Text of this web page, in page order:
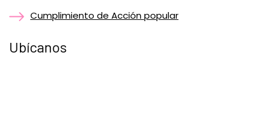
Cumplimiento de Acción popular
Ubícanos